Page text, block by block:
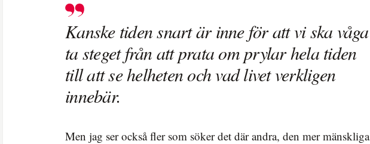
Kanske tiden snart är inne för att vi ska våga
ta steget från att prata om prylar hela tiden
till att se helheten och vad livet verkligen
innebär.
Men jag ser också fler som söker det där andra, den mer mänskliga